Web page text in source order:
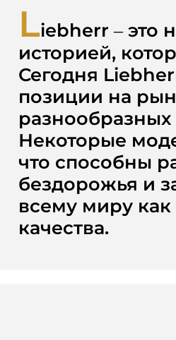
Liebherr – это
историей,
Сегодня
позиции на
Некоторые
что способны
бездорожья и
всему миру как
качества.